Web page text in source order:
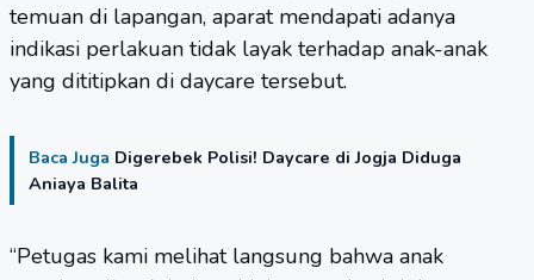
temuan di lapangan, aparat mendapati adanya
indikasi perlakuan tidak layak terhadap anak-anak
yang dititipkan di daycare tersebut.
Baca Juga Digerebek Polisi! Daycare di Jogja Diduga
Aniaya Balita
“Petugas kami melihat langsung bahwa anak